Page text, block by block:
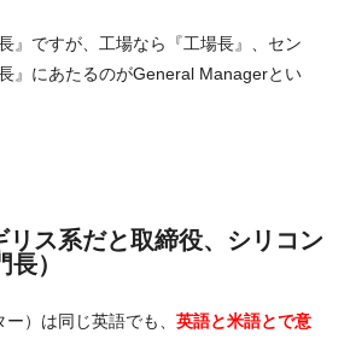
』ですが、工場なら『工場長』、セン
』にあたるのがGeneral Managerとい
ス系だと取締役、シリコン
）
）は同じ英語でも、 英語と米語とで意